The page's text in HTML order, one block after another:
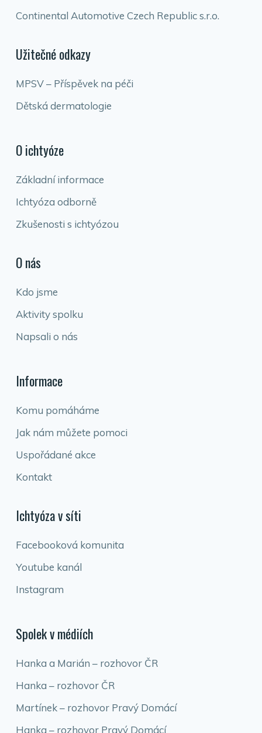
Continental Automotive Czech Republic s.r.o.
Užitečné odkazy
MPSV – Příspěvek na péči
Dětská dermatologie
O ichtyóze
Základní informace
Ichtyóza odborně
Zkušenosti s ichtyózou
O nás
Kdo jsme
Aktivity spolku
Napsali o nás
Informace
Komu pomáháme
Jak nám můžete pomoci
Uspořádané akce
Kontakt
Ichtyóza v síti
Facebooková komunita
Youtube kanál
Instagram
Spolek v médiích
Hanka a Marián – rozhovor ČR
Hanka – rozhovor ČR
Martínek – rozhovor Pravý Domácí
Hanka – rozhovor Pravý Domácí